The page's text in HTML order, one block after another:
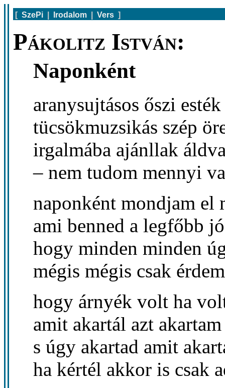
[ SzePi Irodalom Vers ]
Pákolitz István:
Naponként
aranysujtásos őszi esték
tücsökmuzsikás szép
irgalmába ajánllak
– nem tudom mennyi
naponként mondjam el
ami benned a legfőbb
hogy minden minden
mégis mégis csak
hogy árnyék volt ha
amit akartál azt akartam
s úgy akartad amit
ha kértél akkor is csak